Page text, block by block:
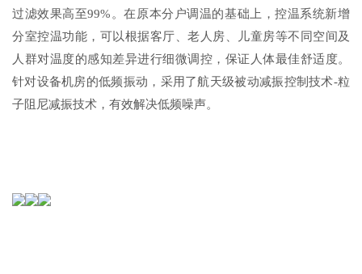
过滤效果高至99%。在原本分户调温的基础上，控温系统新增
分室控温功能，可以根据客厅、老人房、儿童房等不同空间及
人群对温度的感知差异进行细微调控，保证人体最佳舒适度。
针对设备机房的低频振动，采用了航天级被动减振控制技术-粒
子阻尼减振技术，有效解决低频噪声。